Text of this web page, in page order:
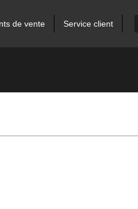
de vente Service client